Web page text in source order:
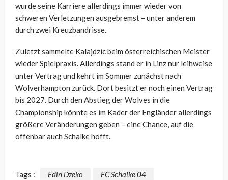
wurde seine Karriere allerdings immer wieder von
schweren Verletzungen ausgebremst – unter anderem
durch zwei Kreuzbandrisse.
Zuletzt sammelte Kalajdzic beim österreichischen Meister
wieder Spielpraxis. Allerdings stand er in Linz nur leihweise
unter Vertrag und kehrt im Sommer zunächst nach
Wolverhampton zurück. Dort besitzt er noch einen Vertrag
bis 2027. Durch den Abstieg der Wolves in die
Championship könnte es im Kader der Engländer allerdings
größere Veränderungen geben – eine Chance, auf die
offenbar auch Schalke hofft.
Tags : Edin Dzeko
FC Schalke 04